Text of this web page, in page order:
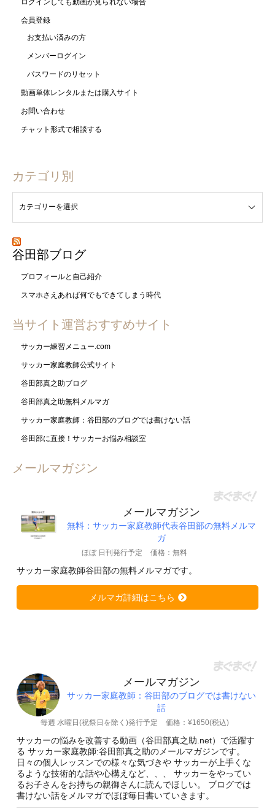
会員登録
お支払い済みの方
メンバーログイン
パスワードのリセット
動画単体レンタルまたは購入サイト
お問い合わせ
チャット形式で相談する
カテゴリ別
谷田部ブログ
プロフィールと自己紹介
スマホさえあれば何でもできてしまう時代
当サイト運営おすすめサイト
サッカー練習メニュー.com
サッカー家庭教師公式サイト
谷田部真之助ブログ
谷田部真之助無料メルマガ
サッカー家庭教師：谷田部のブログでは書けない話
谷田部に直接！サッカーお悩み相談室
メールマガジン
メールマガジン
無料：サッカー家庭教師代表谷田部の無料メルマ
ガ
ほぼ 日刊発行予定 価格：無料
サッカー家庭教師谷田部の無料メルマガです。
メルマガ詳細はこちら
メールマガジン
サッカー家庭教師：谷田部のブログでは書けない
話
毎週 水曜日(祝祭日を除く)発行予定 価格：¥1650(税込)
サッカーの悩みを改善する動画（谷田部真之助.net）で活躍す
る サッカー家庭教師:谷田部真之助のメールマガジンです。
日々の個人レッスンでの様々な気づきや サッカーが上手くな
るような技術的な話や心構えなど、、、 サッカーをやってい
るお子さんをお持ちの親御さんに読んでほしい。 ブログでは
書けない話をメルマガでほぼ毎日書いていきます。